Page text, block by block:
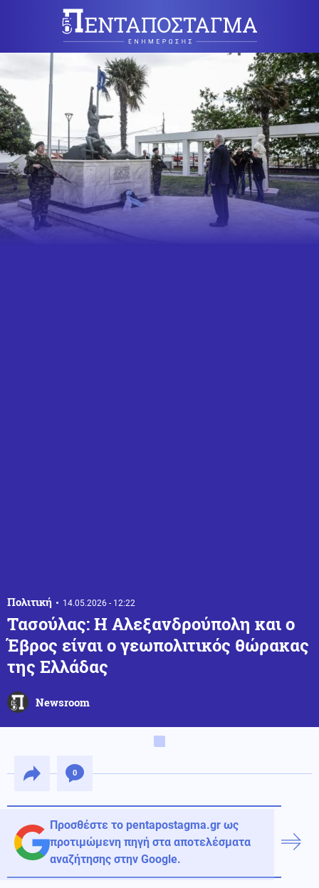
Πολιτική 14.05.2026 - 12:22
Τασούλας: Η Αλεξανδρούπολη και ο
Έβρος είναι ο γεωπολιτικός θώρακας
της Ελλάδας
Newsroom
0
Προσθέστε το pentapostagma.gr ως
προτιμώμενη πηγή στα αποτελέσματα
αναζήτησης στην Google.